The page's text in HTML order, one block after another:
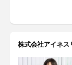
株式会社アイネス